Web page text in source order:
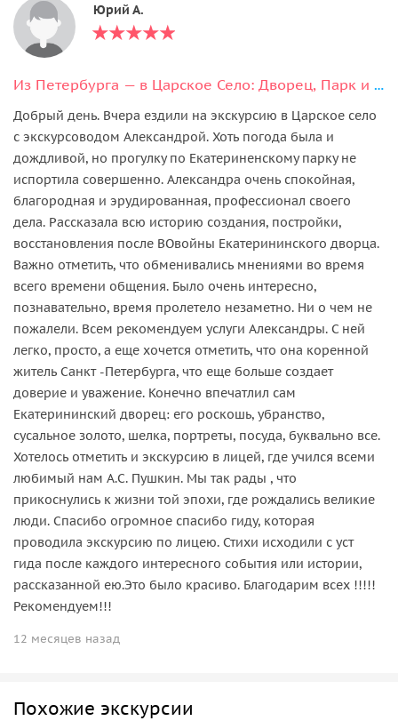
Юрий А.
Из Петербурга — в Царское Село: Дворец, Парк и Лицей
Добрый день. Вчера ездили на экскурсию в Царское село
с экскурсоводом Александрой. Хоть погода была и
дождливой, но прогулку по Екатериненскому парку не
испортила совершенно. Александра очень спокойная,
благородная и эрудированная, профессионал своего
дела. Рассказала всю историю создания, постройки,
восстановления после ВОвойны Екатерининского дворца.
Важно отметить, что обменивались мнениями во время
всего времени общения. Было очень интересно,
познавательно, время пролетело незаметно. Ни о чем не
пожалели. Всем рекомендуем услуги Александры. С ней
легко, просто, а еще хочется отметить, что она коренной
житель Санкт -Петербурга, что еще больше создает
доверие и уважение. Конечно впечатлил сам
Екатерининский дворец: его роскошь, убранство,
сусальное золото, шелка, портреты, посуда, буквально все.
Хотелось отметить и экскурсию в лицей, где учился всеми
любимый нам А.С. Пушкин. Мы так рады , что
прикоснулись к жизни той эпохи, где рождались великие
люди. Спасибо огромное спасибо гиду, которая
проводила экскурсию по лицею. Стихи исходили с уст
гида после каждого интересного события или истории,
рассказанной ею.Это было красиво. Благодарим всех !!!!!
Рекомендуем!!!
12 месяцев назад
Похожие экскурсии